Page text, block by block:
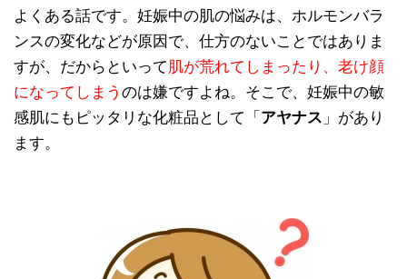
よくある話です。妊娠中の肌の悩みは、ホルモンバラ
ンスの変化などが原因で、仕方のないことではありま
すが、だからといって肌が荒れてしまったり、老け顔
になってしまう のは嫌ですよね。そこで、妊娠中の敏
感肌にもピッタリな化粧品として「 アヤナス 」があり
ます。